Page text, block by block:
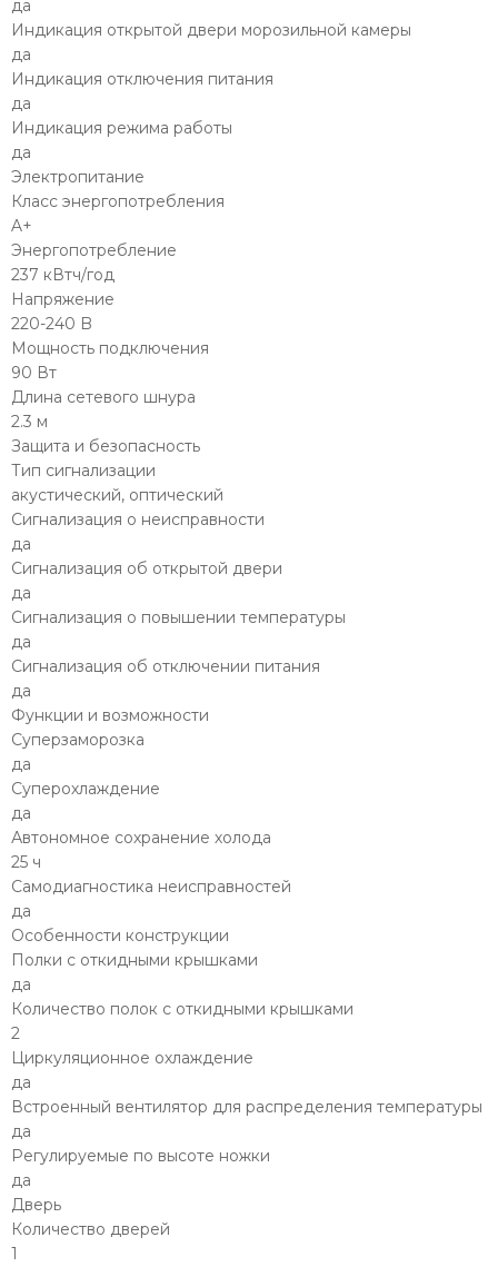
да
Индикация открытой двери морозильной камеры
да
Индикация отключения питания
да
Индикация режима работы
да
Электропитание
Класс энергопотребления
A+
Энергопотребление
237 кВтч/год
Напряжение
220-240 B
Мощность подключения
90 Вт
Длина сетевого шнура
2.3 м
Защита и безопасность
Тип сигнализации
акустический, оптический
Сигнализация о неисправности
да
Сигнализация об открытой двери
да
Сигнализация о повышении температуры
да
Сигнализация об отключении питания
да
Функции и возможности
Суперзаморозка
да
Суперохлаждение
да
Автономное сохранение холода
25 ч
Самодиагностика неисправностей
да
Особенности конструкции
Полки с откидными крышками
да
Количество полок с откидными крышками
2
Циркуляционное охлаждение
да
Встроенный вентилятор для распределения температуры
да
Регулируемые по высоте ножки
да
Дверь
Количество дверей
1